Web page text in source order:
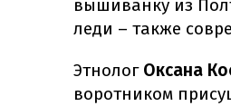
вышиванку из
леди – также
Этнолог Оксана
воротником